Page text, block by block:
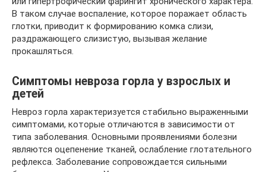
В таком случае воспаление, которое поражает область
глотки, приводит к формированию комка слизи,
раздражающего слизистую, вызывая желание
прокашляться.
Симптомы невроза горла у взрослых и
детей
Невроз горла характеризуется стабильно выраженными
симптомами, которые отличаются в зависимости от
типа заболевания. Основными проявлениями болезни
являются оцепенение тканей, ослабление глотательного
рефлекса. Заболевание сопровождается сильными